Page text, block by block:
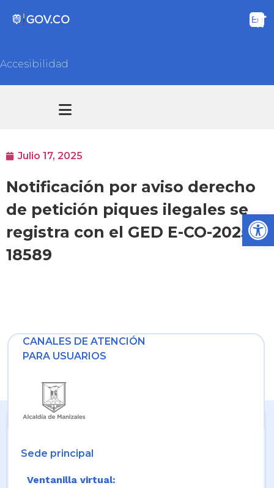
Accesibilidad
Julio 17, 2025
Notificación por aviso derecho
de petición piques ilegales se
registra con el GED E-CO-2025-
18589
CANALES DE ATENCIÓN
PARA USUARIOS
Sede principal
Ventanilla virtual: